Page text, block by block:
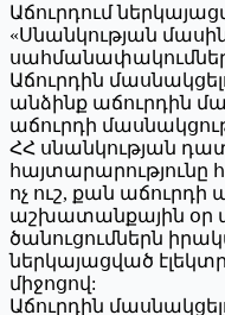
Աճուրդում
«Սնանկության
Աճուրդին
անձինք աճուրդին
աճուրդի
ՀՀ սնանկության
հայտարարությունը
ոչ ուշ, քան
աշխատանքային օր
ծանուցումներն
ներկայացված
միջոցով:
Աճուրդին